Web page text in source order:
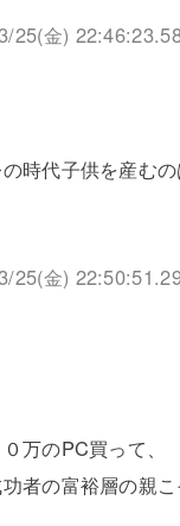
25(金)
時代子供を産む
25(金)
万のPC買って、
者の富裕層の親